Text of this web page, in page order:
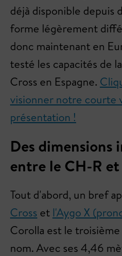
déjà disponible depuis
forme légèrement
donc maintenant en
testé les capacités de
Cross en Espagne.
visionner notre courte
présentation !
Des dimensions
entre le CH-R
Tout d'abord, un bref
Cross et l'Aygo X
Corolla est le
nom. Avec ses 4,46